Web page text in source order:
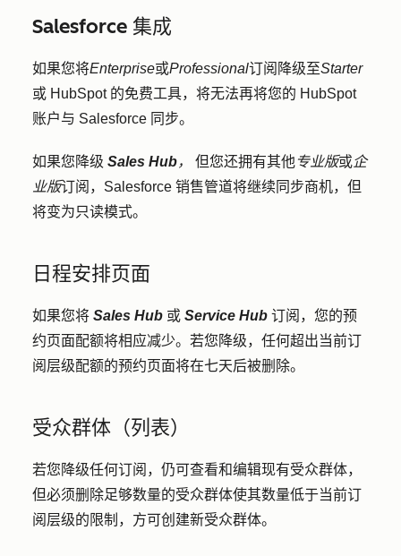
Salesforce 集成
如果您将Enterprise或Professional订阅降级至Starter
或 HubSpot 的免费工具，将无法再将您的 HubSpot
账户与 Salesforce 同步。
如果您降级 Sales Hub， 但您还拥有其他专业版或企
业版订阅，Salesforce 销售管道将继续同步商机，但
将变为只读模式。
日程安排页面
如果您将 Sales Hub 或 Service Hub 订阅，您的预
约页面配额将相应减少。若您降级，任何超出当前订
阅层级配额的预约页面将在七天后被删除。
受众群体（列表）
若您降级任何订阅，仍可查看和编辑现有受众群体，
但必须删除足够数量的受众群体使其数量低于当前订
阅层级的限制，方可创建新受众群体。